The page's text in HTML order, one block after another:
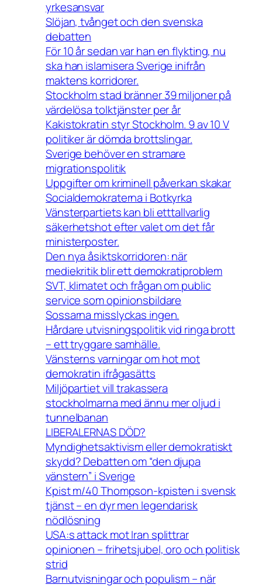
yrkesansvar
Slöjan, tvånget och den svenska
debatten
För 10 år sedan var han en flykting, nu
ska han islamisera Sverige inifrån
maktens korridorer.
Stockholm stad bränner 39 miljoner på
värdelösa tolktjänster per år
Kakistokratin styr Stockholm. 9 av 10 V
politiker är dömda brottslingar.
Sverige behöver en stramare
migrationspolitik
Uppgifter om kriminell påverkan skakar
Socialdemokraterna i Botkyrka
Vänsterpartiets kan bli etttallvarlig
säkerhetshot efter valet om det får
ministerposter.
Den nya åsiktskorridoren: när
mediekritik blir ett demokratiproblem
SVT, klimatet och frågan om public
service som opinionsbildare
Sossarna misslyckas ingen.
Hårdare utvisningspolitik vid ringa brott
– ett tryggare samhälle.
Vänsterns varningar om hot mot
demokratin ifrågasätts
Miljöpartiet vill trakassera
stockholmarna med ännu mer oljud i
tunnelbanan
LIBERALERNAS DÖD?
Myndighetsaktivism eller demokratiskt
skydd? Debatten om “den djupa
vänstern” i Sverige
Kpist m/40 Thompson-kpisten i svensk
tjänst – en dyr men legendarisk
nödlösning
USA:s attack mot Iran splittrar
opinionen – frihetsjubel, oro och politisk
strid
Barnutvisningar och populism – när